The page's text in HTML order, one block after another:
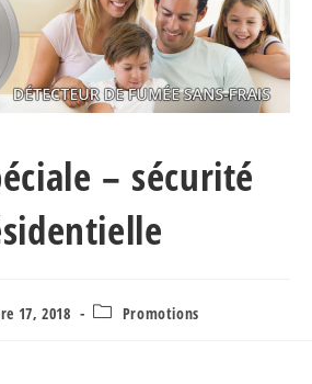
– sécurité
17, 2018
Post Promotions